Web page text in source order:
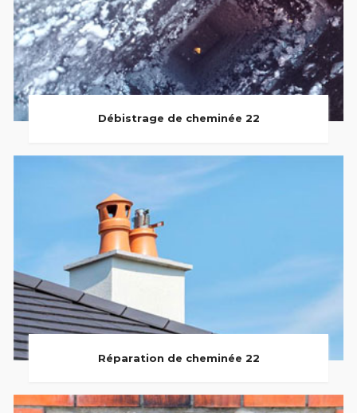
Débistrage de cheminée 22
Réparation de cheminée 22